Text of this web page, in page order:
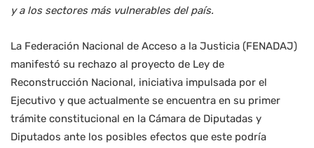
y a los sectores más vulnerables del país.
La Federación Nacional de Acceso a la Justicia (FENADAJ)
manifestó su rechazo al proyecto de Ley de
Reconstrucción Nacional, iniciativa impulsada por el
Ejecutivo y que actualmente se encuentra en su primer
trámite constitucional en la Cámara de Diputadas y
Diputados ante los posibles efectos que este podría